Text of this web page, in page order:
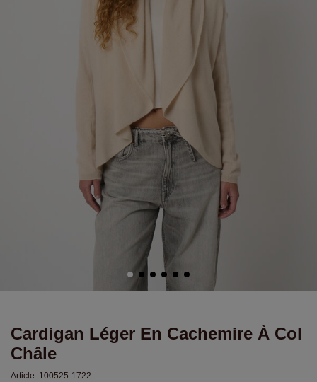
Cardigan Léger En Cachemire À Col
Châle
Article: 100525-1722